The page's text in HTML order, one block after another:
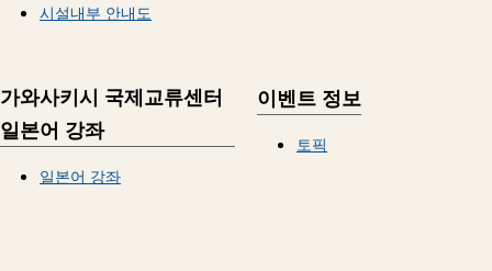
시설내부 안내도
가와사키시 국제교류센터
일본어 강좌
일본어 강좌
이벤트 정보
토픽